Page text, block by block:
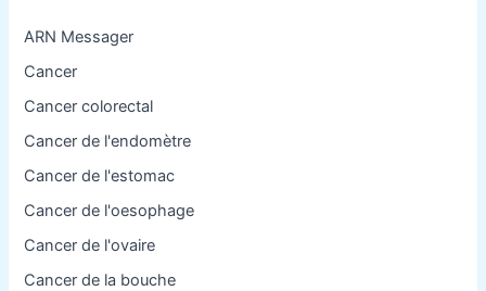
ARN Messager
Cancer
Cancer colorectal
Cancer de l'endomètre
Cancer de l'estomac
Cancer de l'oesophage
Cancer de l'ovaire
Cancer de la bouche